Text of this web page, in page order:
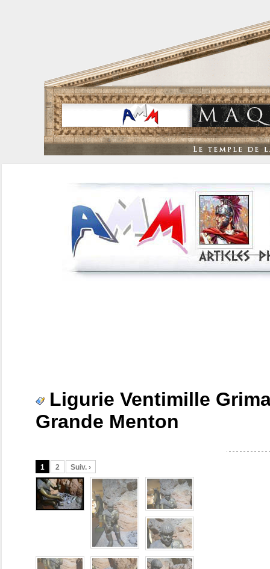
Ligurie Ventimille
Grande Menton
1 2 Suiv. ›